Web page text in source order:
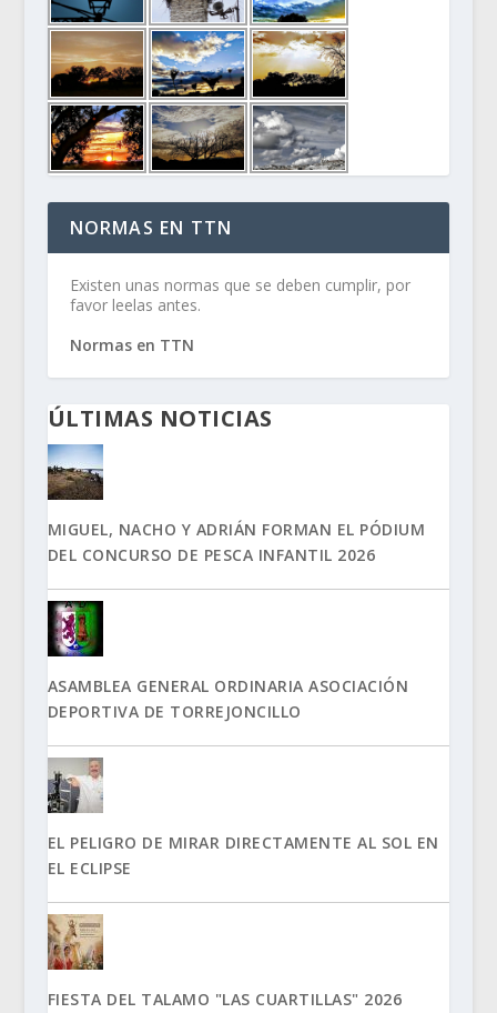
NORMAS EN TTN
Existen unas normas que se deben cumplir, por
favor leelas antes.
Normas en TTN
ÚLTIMAS NOTICIAS
MIGUEL, NACHO Y ADRIÁN FORMAN EL PÓDIUM
DEL CONCURSO DE PESCA INFANTIL 2026
ASAMBLEA GENERAL ORDINARIA ASOCIACIÓN
DEPORTIVA DE TORREJONCILLO
EL PELIGRO DE MIRAR DIRECTAMENTE AL SOL EN
EL ECLIPSE
FIESTA DEL TALAMO "LAS CUARTILLAS" 2026